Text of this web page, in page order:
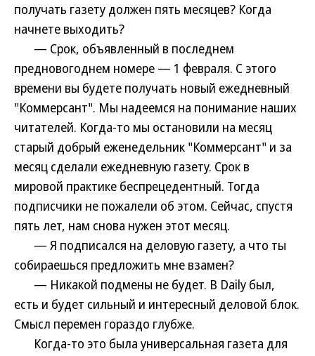
получать газету должен пять месяцев? Когда
начнете выходить?
— Срок, объявленный в последнем
предновогоднем номере — 1 февраля. С этого
времени вы будете получать новый ежедневный
"Коммерсант". Мы надеемся на понимание наших
читателей. Когда-то мы остановили на месяц
старый добрый еженедельник "Коммерсант" и за
месяц сделали ежедневную газету. Срок в
мировой практике беспрецедентный. Тогда
подписчики не пожалели об этом. Сейчас, спустя
пять лет, нам снова нужен этот месяц.
— Я подписался на деловую газету, а что ты
собираешься предложить мне взамен?
— Никакой подмены не будет. В Daily был,
есть и будет сильный и интересный деловой блок.
Смысл перемен гораздо глубже.
Когда-то это была универсальная газета для